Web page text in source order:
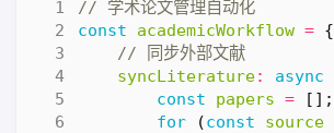
const
academicWorkflow = {
syncLiterature: async
const
papers =
[];
for
(const source